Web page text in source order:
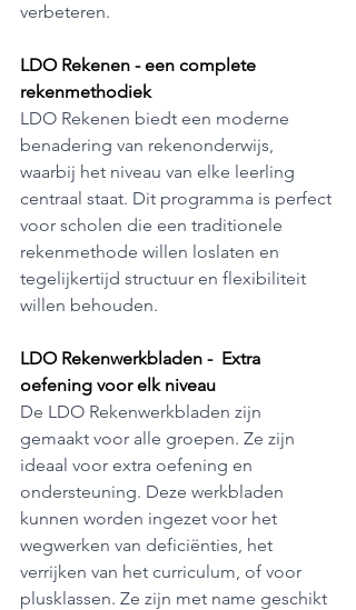
verbeteren.
LDO Rekenen - een complete
rekenmethodiek
LDO Rekenen biedt een moderne
benadering van rekenonderwijs,
waarbij het niveau van elke leerling
centraal staat. Dit programma is perfect
voor scholen die een traditionele
rekenmethode willen loslaten en
tegelijkertijd structuur en flexibiliteit
willen behouden.
LDO Rekenwerkbladen -  Extra
oefening voor elk niveau
De LDO Rekenwerkbladen zijn
gemaakt voor alle groepen. Ze zijn
ideaal voor extra oefening en
ondersteuning. Deze werkbladen
kunnen worden ingezet voor het
wegwerken van deficiënties, het
verrijken van het curriculum, of voor
plusklassen. Ze zijn met name geschikt